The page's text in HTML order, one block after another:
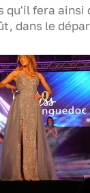
qu'il fera
dans le